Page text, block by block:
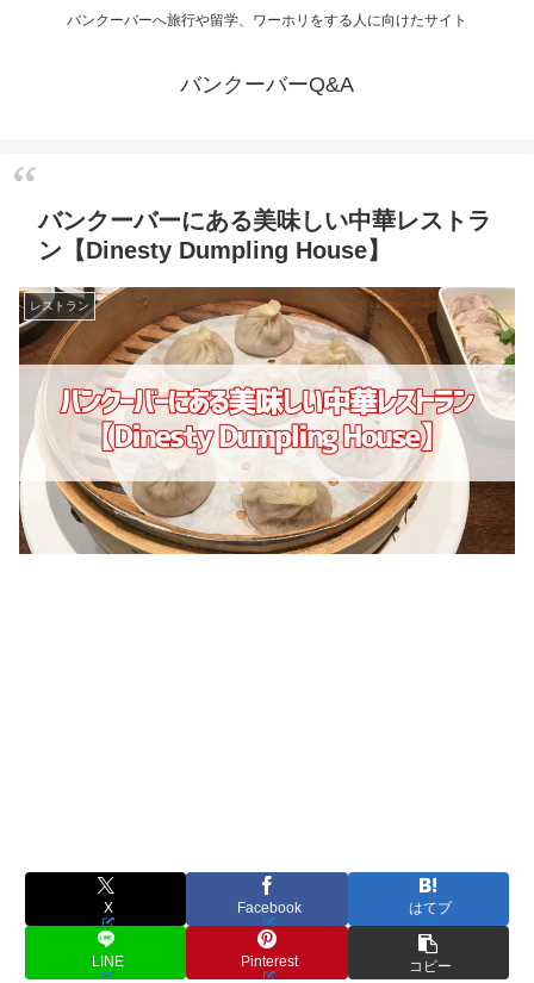
バンクーバーへ旅行や留学、ワーホリをする人に向けたサイト
バンクーバーQ&A
バンクーバーにある美味しい中華レストラ
ン【Dinesty Dumpling House】
レストラン
X Facebook はてブ
LINE Pinterest コピー